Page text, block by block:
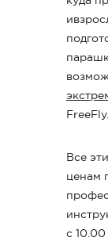
FreeFly.
Все
ценам
с